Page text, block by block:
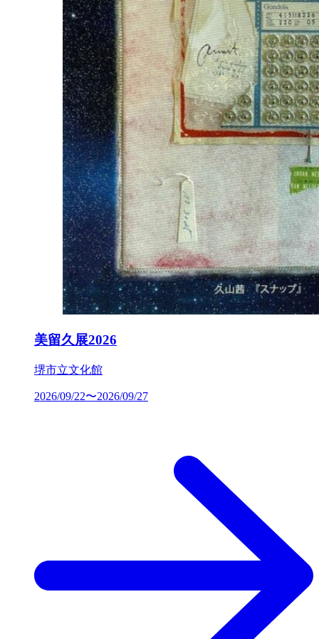
美留久展2026
堺市立文化館
2026/09/22〜2026/09/27